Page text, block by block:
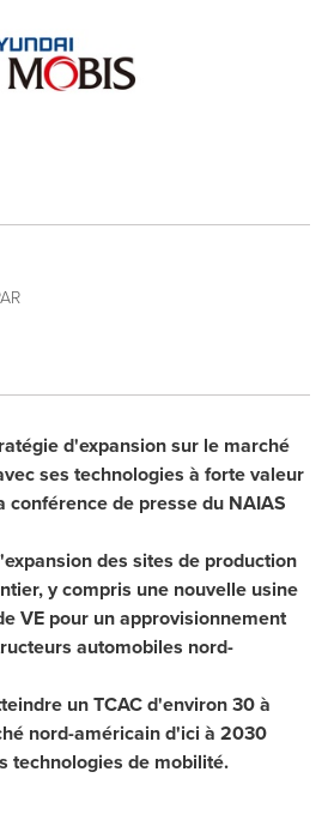
d'expansion sur le marché
ses technologies à forte valeur
conférence de presse du NAIAS
des sites de production
y compris une nouvelle usine
VE pour un approvisionnement
automobiles nord-
un TCAC d'environ 30 à
nord-américain d'ici à 2030
technologies de mobilité.